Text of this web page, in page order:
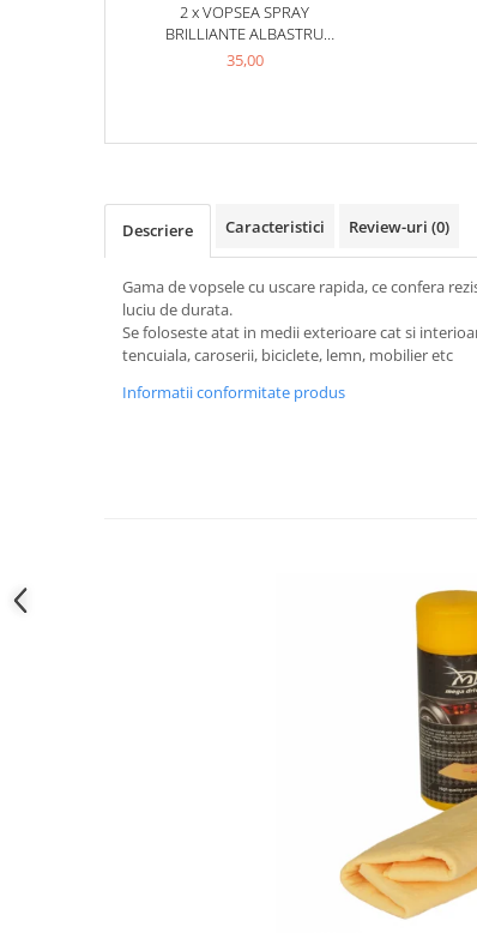
Cabluri si adaptoare telefoane
Incarcatoare telefoane mobile
Siguranta Rutiera
Solutii Chimice
Stergatoare Auto
Electrica si Electronice Auto
Auxiliare LED
Adaptoare LED
2 x VOPSEA SPRAY
BRILLIANTE ALBASTRU
DESCHIS RAL 5012 400 ML
35,00
Descriere Caracteristici Review-uri (0)
Gama de vopsele cu uscare rapida, ce confera
luciu de durata.
Se foloseste atat in medii exterioare cat si
tencuiala, caroserii, biciclete, lemn, mobilier etc
Informatii conformitate produs